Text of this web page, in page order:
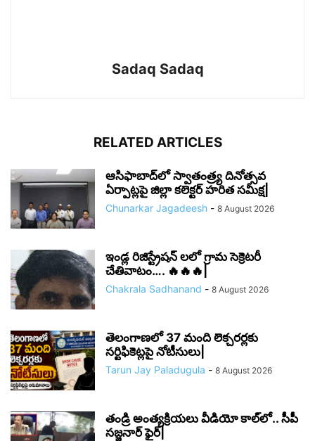
Sadaq Sadaq
RELATED ARTICLES
ఆసిఫాబాద్‌లో స్వాతంత్ర్య దినోత్సవ
ఏర్పాట్లపై జిల్లా కలెక్టర్ హరిత సమీక్ష|
Chunarkar Jagadeesh - 8 August 2026
ఇండ్ల రిజిస్ట్రేషన్ లలో గ్రామ సెక్రెటరీ
చేతివాటం…. 🔥🔥🔥|
Chakrala Sadhanand - 8 August 2026
తెలంగాణలో 37 మంది లెక్చరర్లకు
సర్టిఫికెట్లపై నోటీసులు|
Tarun Jay Paladugula - 8 August 2026
తండ్రి అంత్యక్రియలు వీడియో కాల్‌లో.. సీపీ
సజ్జనార్ ఫైర్|